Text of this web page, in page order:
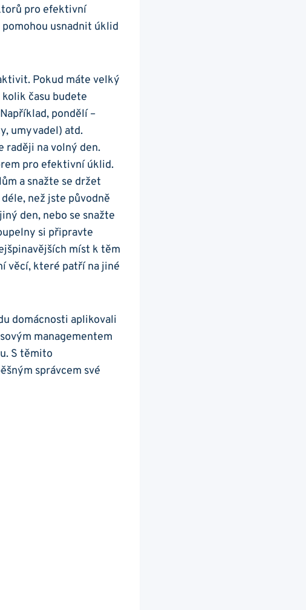
pro efektivní
usnadnit úklid
Pokud máte velký
času budete
pondělí –
umyvadel) atd.
raději na volný den.
pro efektivní úklid.
a snažte se držet
než jste původně
den, nebo se snažte
si připravte
míst k těm
věcí, které patří na jiné
domácnosti aplikovali
managementem
S těmito
správcem své